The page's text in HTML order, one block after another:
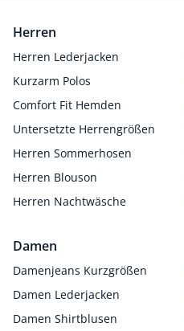
Herren
Herren Lederjacken
Kurzarm Polos
Comfort Fit Hemden
Untersetzte Herrengrößen
Herren Sommerhosen
Herren Blouson
Herren Nachtwäsche
Damen
Damenjeans Kurzgrößen
Damen Lederjacken
Damen Shirtblusen